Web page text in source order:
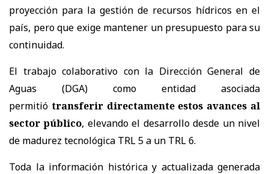
proyección para la gestión de recursos hídricos en el
país, pero que exige mantener un presupuesto para su
continuidad.
El trabajo colaborativo con la Dirección General de
Aguas (DGA) como entidad asociada
permitió transferir directamente estos avances al
sector público, elevando el desarrollo desde un nivel
de madurez tecnológica TRL 5 a un TRL 6.
Toda la información histórica y actualizada generada